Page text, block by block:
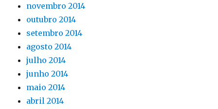
novembro 2014
outubro 2014
setembro 2014
agosto 2014
julho 2014
junho 2014
maio 2014
abril 2014